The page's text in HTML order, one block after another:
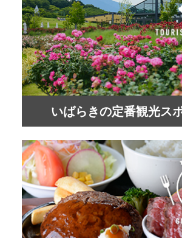
いばらきの定番観光ス